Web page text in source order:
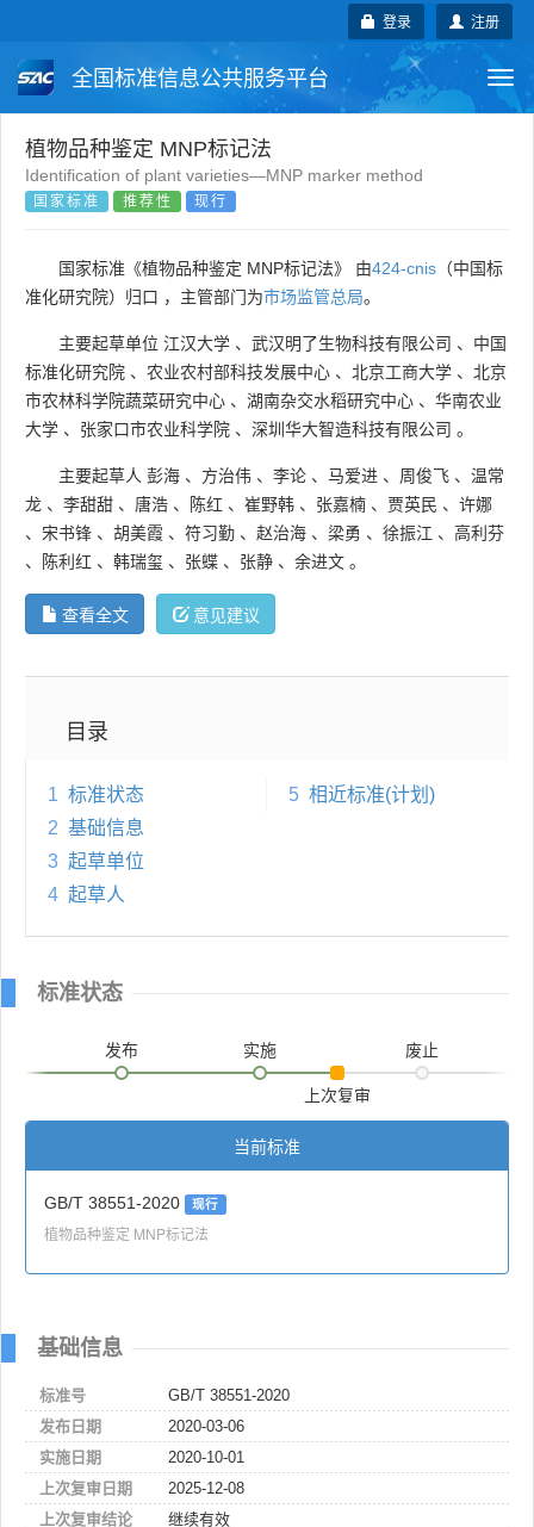
注册
登录
全国标准信息公共服务平台
国家标准 行业标准
团体标准
国外标准 技术委员会
植物品种鉴定 MNP标记法
Identification of plant varieties—MNP marker method
国家标准 推荐性 现行
国家标准《植物品种鉴定 MNP标记法》 由424-cnis （中国标
准化研究院）归口 ，主管部门为市场监管总局。
主要起草单位 江汉大学 、 武汉明了生物科技有限公司 、 中国
标准化研究院 、 农业农村部科技发展中心 、 北京工商大学 、 北京
市农林科学院蔬菜研究中心 、 湖南杂交水稻研究中心 、 华南农业
大学 、 张家口市农业科学院 、 深圳华大智造科技有限公司 。
主要起草人 彭海 、 方治伟 、 李论 、 马爱进 、 周俊飞 、 温常
龙 、 李甜甜 、 唐浩 、 陈红 、 崔野韩 、 张嘉楠 、 贾英民 、 许娜
、 宋书锋 、 胡美霞 、 符习勤 、 赵治海 、 梁勇 、 徐振江 、 高利芬
、
陈利红 、 韩瑞玺 、 张蝶 、 张静 、 余进文 。
查看全文 意见建议
目录
1 标准状态
2 基础信息
3 起草单位
4 起草人
5 相近标准(计划)
标准状态
发布 实施
上次复审
废止
当前标准
GB/T 38551-2020 现行
植物品种鉴定 MNP标记法
基础信息
标准号
GB/T 38551-2020
发布日期
2020-03-06
实施日期
2020-10-01
上次复审日期
2025-12-08
上次复审结论
继续有效